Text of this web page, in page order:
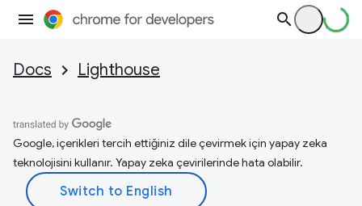
Docs Lighthouse
Google, içerikleri tercih ettiğiniz dile çevirmek için yapay zeka
teknolojisini kullanır. Yapay zeka çevirilerinde hata olabilir.